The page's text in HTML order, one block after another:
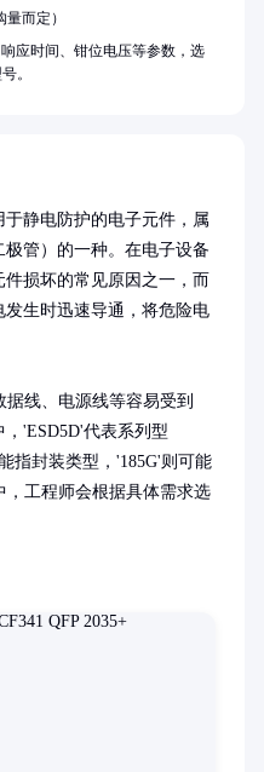
于静电防护的电子元件，属
管）的一种。在电子设备
损坏的常见原因之一，而
生时迅速导通，将危险电
线、电源线等容易受到
'ESD5D'代表系列型
指封装类型，'185G'则可能
工程师会根据具体需求选
而定）
应时间、钳位电压等参数，选
。